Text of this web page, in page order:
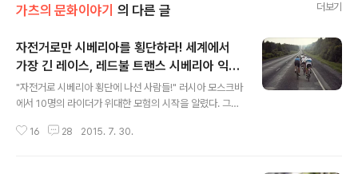
가츠의 문화이야기 의 다른 글 더보기
자전거로만 시베리아를 횡단하라! 세계에서
가장 긴 레이스, 레드불 트랜스 시베리아 익스
트림!
"자전거로 시베리아 횡단에 나선 사람들!" 러시아 모스크바
에서 10명의 라이더가 위대한 모험의 시작을 알렸다. 그들
길이 9,195km에 달하는 시베리아 횡단에 도전장을 내밀
16 28 2015. 7. 30.